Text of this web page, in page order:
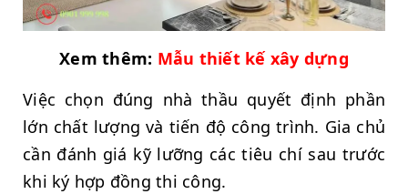
Xem thêm: Mẫu thiết kế xây dựng
Việc chọn đúng nhà thầu quyết định phần
lớn chất lượng và tiến độ công trình. Gia chủ
cần đánh giá kỹ lưỡng các tiêu chí sau trước
khi ký hợp đồng thi công.